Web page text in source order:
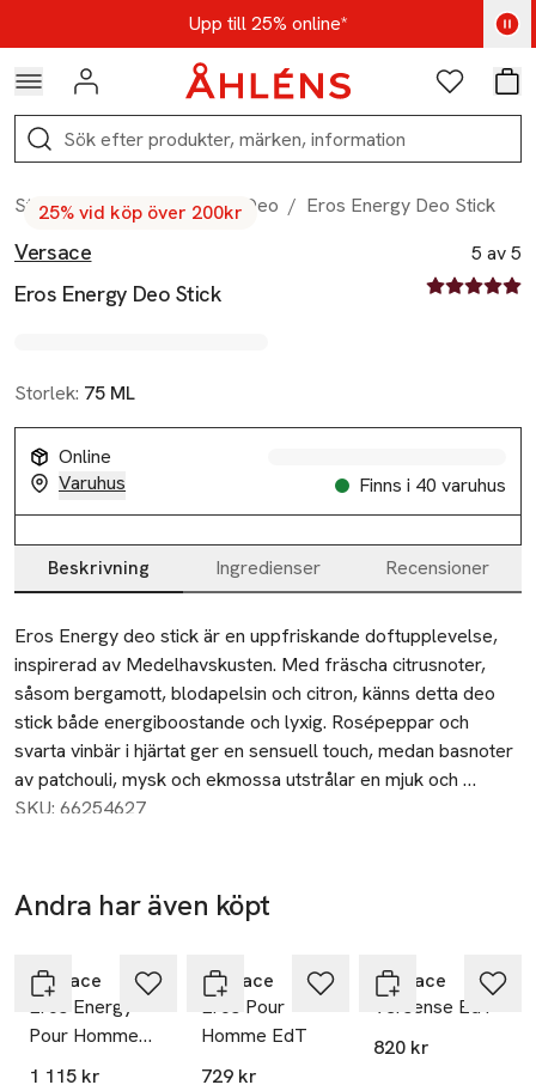
Hoppa till navigationsmenynUpp till 25% online*
Kod: AUG25 - Shoppa nu
Logga in Favoriter
Sök
Start / Skönhet / Herr / Deo / Eros Energy Deo Stick
Produktbilder
Hoppa över bildspelet
25% vid köp över 200kr
Versace
Eros Energy Deo Stick
5 av 5
5 av fem
Storlek: 75 ML
Online
Varuhus
Finns i 40 varuhus
Produktinformation
Beskrivning Ingredienser Recensioner
Beskrivning
Eros Energy deo stick är en uppfriskande doftupplevelse,
inspirerad av Medelhavskusten. Med fräscha citrusnoter,
såsom bergamott, blodapelsin och citron, känns detta deo
stick både energiboostande och lyxig. Rosépeppar och
svarta vinbär i hjärtat ger en sensuell touch, medan basnoter
av patchouli, mysk och ekmossa utstrålar en mjuk och
jordnära karaktär. Perfekt att kombinera med Eros Energy
• Maskulin, citrusdoftande deo stick från Versace
Effektivt skydd mot dålig lukt.
Topp: Bergamott, blodapelsin, limeolja, mandarin, grapefrukt,
citron
Hjärta: Rosépeppar, svarta vinbär, vit amber
SKU: 66254627
Andra har även köpt
25% vid köp
Versace
Eros Energy
Pour Homme
EdP
1 115 kr
25% vid köp
över 200kr
Versace
Eros Pour
Homme EdT
729 kr
Versace
Versense EdT
820 kr